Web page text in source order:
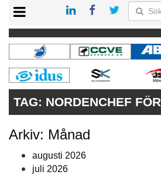
KONTAKT
VÅRA ANDRA MAGASIN
PRENUMERERA
ANNONSERA
TAG: NORDENCHEF
Arkiv: Månad
augusti 2026
juli 2026